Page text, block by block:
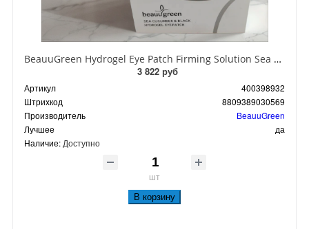
BeauuGreen Hydrogel Eye Patch Firming Solution Sea Cocumber & Black Гидрогелевые патчи для кожи вокруг глаз с экстрактом черного морского огурца 60 шт 90 гр
3 822 руб
Артикул
400398932
Штрихкод
8809389030569
Производитель
BeauuGreen
Лучшее
да
Наличие: Доступно
шт
В корзину